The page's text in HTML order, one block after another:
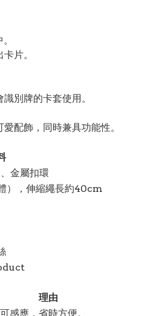
片。
別牌的卡套使用。
配飾，同時兼具功能性。
金屬扣環
），伸縮繩長約40cm
理由
感應，省時方便。